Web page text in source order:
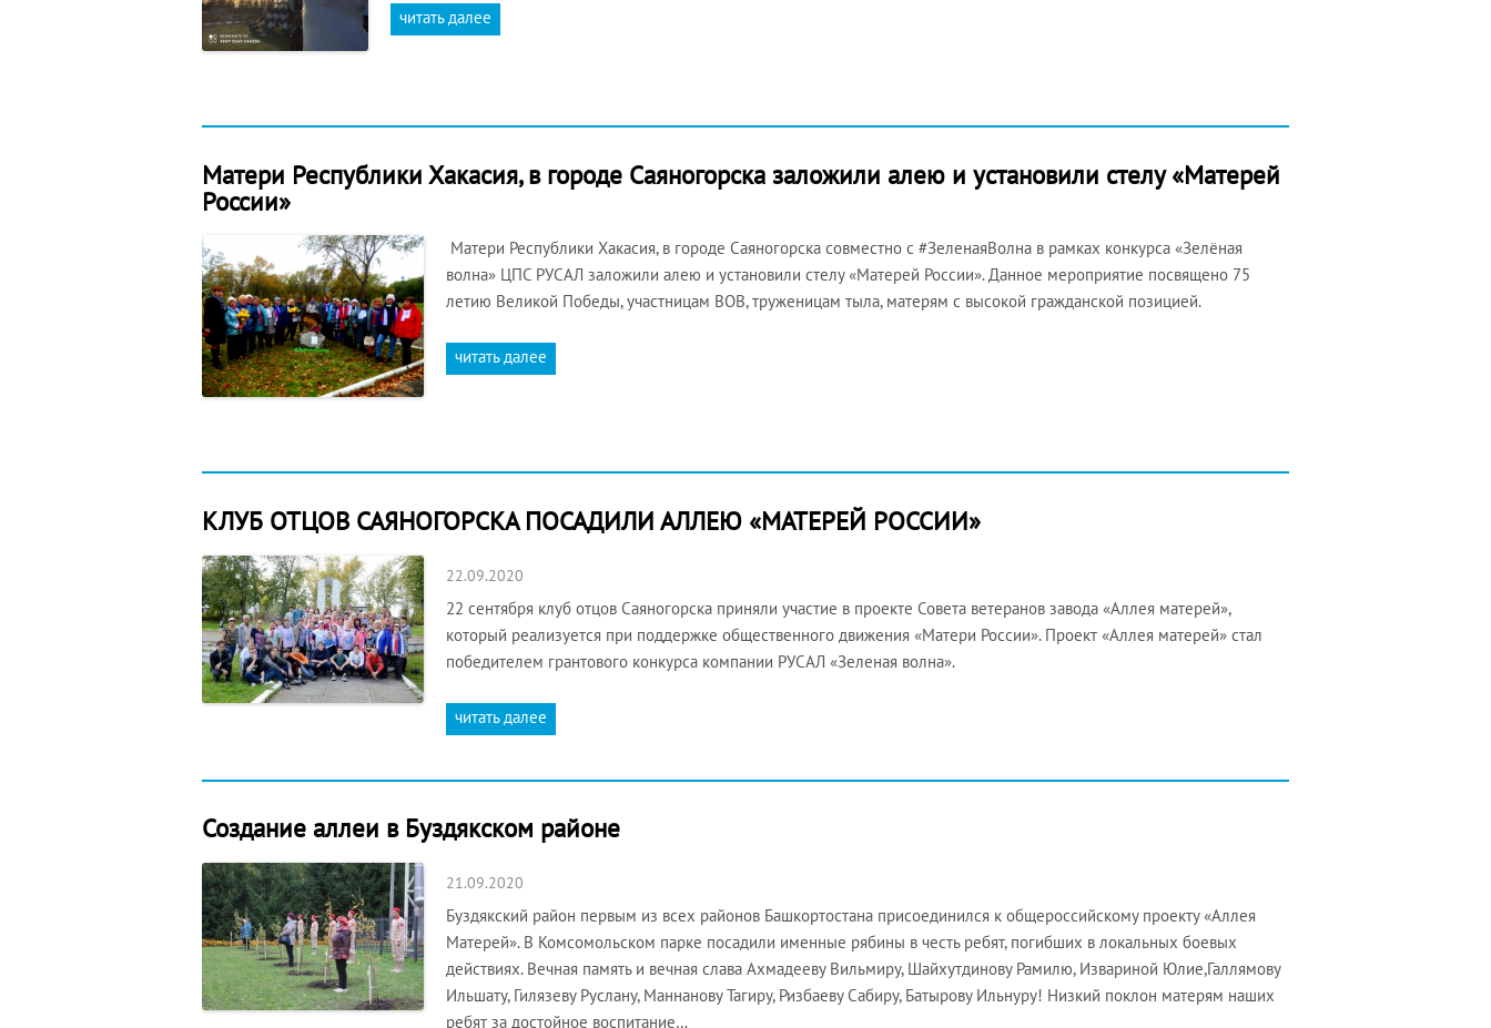
читать далее
Матери Республики Хакасия, в городе Саяногорска заложили алею и установили стелу «Матерей
России»
Матери Республики Хакасия, в городе Саяногорска совместно с #ЗеленаяВолна в рамках конкурса «Зелёная
волна» ЦПС РУСАЛ заложили алею и установили стелу «Матерей России». Данное мероприятие посвящено 75
летию Великой Победы, участницам ВОВ, труженицам тыла, матерям с высокой гражданской позицией.
читать далее
КЛУБ ОТЦОВ САЯНОГОРСКА ПОСАДИЛИ АЛЛЕЮ «МАТЕРЕЙ РОССИИ»
22.09.2020
22 сентября клуб отцов Саяногорска приняли участие в проекте Совета ветеранов завода «Аллея матерей»,
который реализуется при поддержке общественного движения «Матери России». Проект «Аллея матерей» стал
победителем грантового конкурса компании РУСАЛ «Зеленая волна».
читать далее
Создание аллеи в Буздякском районе
21.09.2020
Буздякский район первым из всех районов Башкортостана присоединился к общероссийскому проекту «Аллея
Матерей». В Комсомольском парке посадили именные рябины в честь ребят, погибших в локальных боевых
действиях. Вечная память и вечная слава Ахмадееву Вильмиру, Шайхутдинову Рамилю, Извариной Юлие,Галлямову
Ильшату, Гилязеву Руслану, Маннанову Тагиру, Ризбаеву Сабиру, Батырову Ильнуру! Низкий поклон матерям наших
ребят за достойное воспитание…